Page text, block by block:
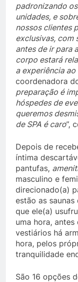
padronizando
unidades, e
nossos clientes
exclusivas, com
antes de ir para
corpo estará
a experiência ao
coordenadora
preparação é
hóspedes de
queremos
de SPA é caro”,
Depois de
íntima
pantufas,
masculino e
direcionado(a)
estão as saunas
que ele(a)
uma hora,
vestiários há
hora, pelos
tranquilidade
São 16 opções